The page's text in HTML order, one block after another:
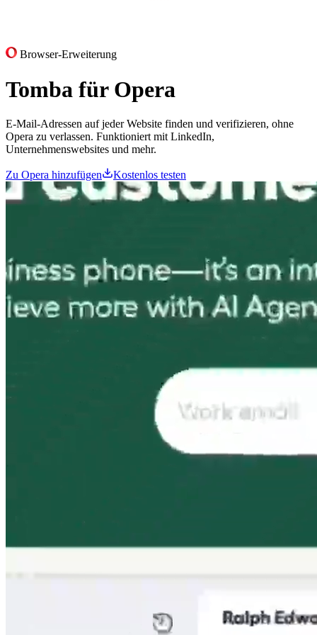
Browser-Erweiterung
Tomba für Opera
E-Mail-Adressen auf jeder Website finden und verifizieren, ohne
Opera zu verlassen. Funktioniert mit LinkedIn,
Unternehmenswebsites und mehr.
Zu Opera hinzufügen Kostenlos testen